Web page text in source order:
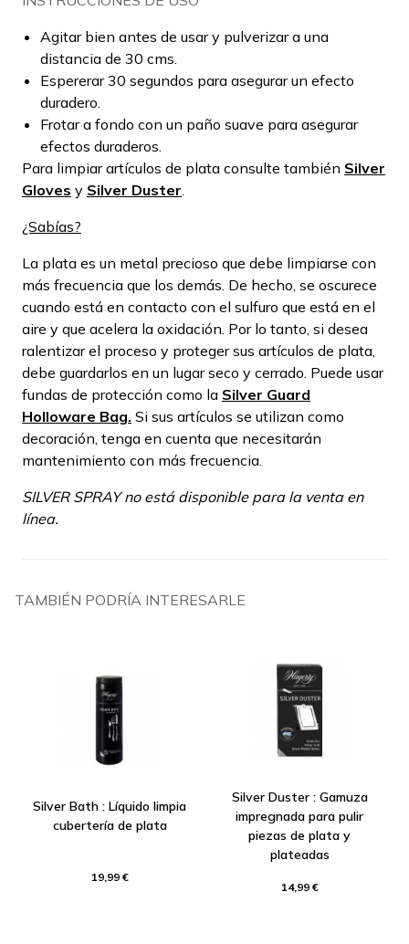
Agitar bien antes de usar y pulverizar a una
distancia de 30 cms.
Espererar 30 segundos para asegurar un efecto
duradero.
Frotar a fondo con un paño suave para asegurar
efectos duraderos.
Para limpiar artículos de plata consulte también Silver
Gloves y Silver Duster
¿Sabías?
La plata es un metal precioso que debe limpiarse con
más frecuencia que los demás. De hecho, se oscurece
cuando está en contacto con el sulfuro que está en el
aire y que acelera la oxidación. Por lo tanto, si desea
ralentizar el proceso y proteger sus artículos de plata,
debe guardarlos en un lugar seco y cerrado. Puede usar
fundas de protección como la Silver Guard
Holloware Bag. Si sus artículos se utilizan como
decoración, tenga en cuenta que necesitarán
mantenimiento con más frecuencia.
SILVER SPRAY no está disponible para la venta en
línea.
TAMBIÉN PODRÍA INTERESARLE
Silver Bath : Líquido limpia
cubertería de plata
19,99 €
Silver Duster : Gamuza
impregnada para pulir
piezas de plata y
plateadas
14,99 €